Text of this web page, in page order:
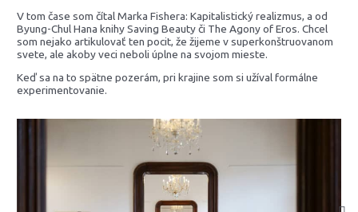
V tom čase som čítal Marka Fishera: Kapitalistický realizmus, a od
Byung-Chul Hana knihy Saving Beauty či The Agony of Eros. Chcel
som nejako artikulovať ten pocit, že žijeme v superkonštruovanom
svete, ale akoby veci neboli úplne na svojom mieste.
Keď sa na to spätne pozerám, pri krajine som si užíval formálne
experimentovanie.